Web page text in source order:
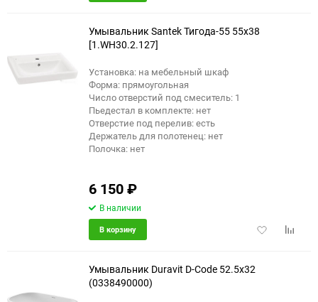
Умывальник Santek Тигода-55 55x38
[1.WH30.2.127]
Установка: на мебельный шкаф
Форма: прямоугольная
Число отверстий под смеситель: 1
Пьедестал в комплекте: нет
Отверстие под перелив: есть
Держатель для полотенец: нет
Полочка: нет
6 150₽
В наличии
Добавить
В корзину
Умывальник Duravit D-Code 52.5x32
(0338490000)